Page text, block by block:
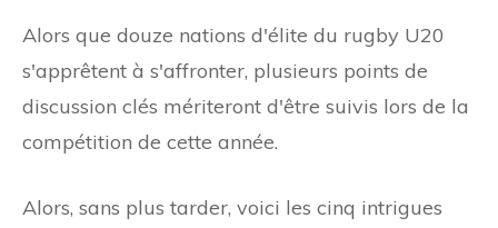
Alors que douze nations d'élite du rugby U20
s'apprêtent à s'affronter, plusieurs points de
discussion clés mériteront d'être suivis lors de la
compétition de cette année.
Alors, sans plus tarder, voici les cinq intrigues